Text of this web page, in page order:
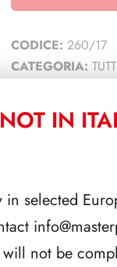
CODICE: 260/17
CATEGORIA:
IN
selected
not be